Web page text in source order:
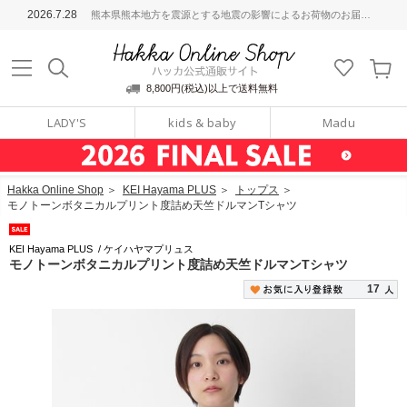
2026.7.28 熊本県熊本地方を震源とする地震の影響によるお荷物のお届けについて
8,800円(税込)以上で送料無料
LADY'S kids & baby Madu
通販サイト
Hakka Online Shop ＞ KEI Hayama PLUS ＞ トップス ＞
モノトーンボタニカルプリント度詰め天竺ドルマンTシャツ
KEI Hayama PLUS / ケイハヤマプリュス
モノトーンボタニカルプリント度詰め天竺ドルマンTシャツ
17